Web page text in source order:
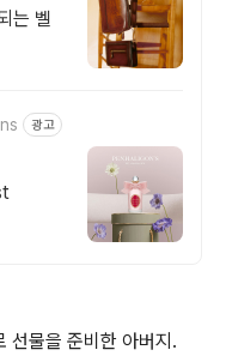
는 벨
광고
선물을 준비한 아버지.